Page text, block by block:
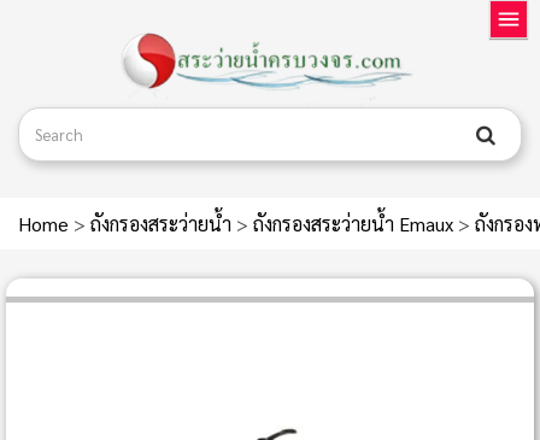
Home > ถังกรองสระว่ายน้ำ > ถังกรองสระว่ายน้ำ Emaux > ถังกรอ